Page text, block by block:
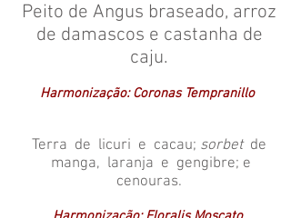
Peito de Angus braseado, arroz
de damascos e castanha de
caju.
Harmonização: Coronas Tempranillo
Terra de licuri e cacau; sorbet de
manga, laranja e gengibre; e
cenouras.